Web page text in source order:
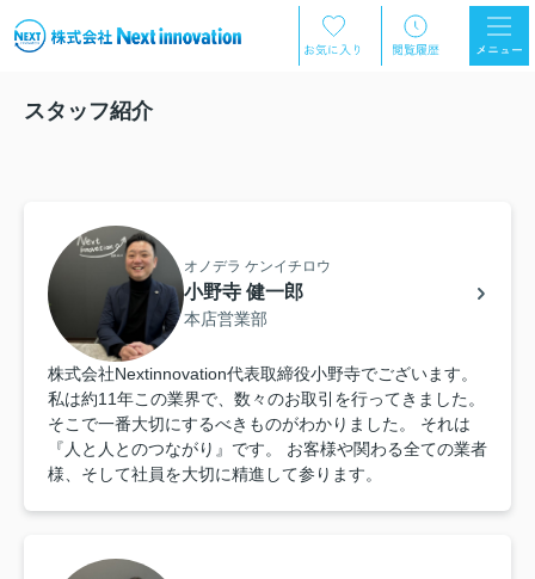
スタッフ紹介
オノデラ ケンイチロウ
小野寺 健一郎
本店営業部
株式会社Nextinnovation代表取締役小野寺でございます。
私は約11年この業界で、数々のお取引を行ってきました。
そこで一番大切にするべきものがわかりました。 それは
『人と人とのつながり』です。 お客様や関わる全ての業者
様、そして社員を大切に精進して参ります。